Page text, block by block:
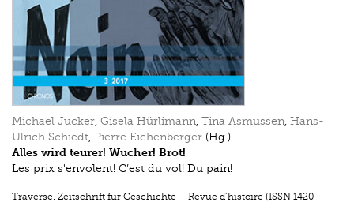
Michael Jucker, Gisela Hürlimann, Tina Asmussen, Hans-
Ulrich Schiedt, Pierre Eichenberger (Hg.)
Alles wird teurer! Wucher! Brot!
Les prix s'envolent! C’est du vol! Du pain!
Traverse. Zeitschrift für Geschichte – Revue d’histoire (ISSN 1420-